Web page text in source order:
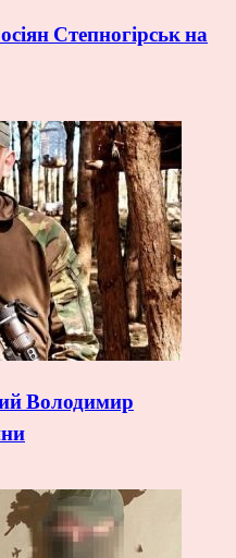
Степногірськ на
Володимир